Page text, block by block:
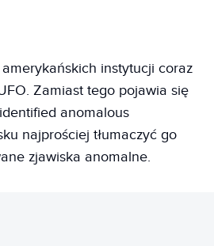
instytucji coraz
Zamiast tego pojawia się
anomalous
najprościej tłumaczyć go
zjawiska anomalne.